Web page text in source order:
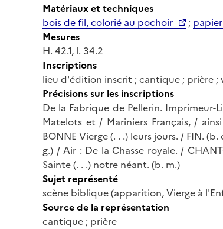
Matériaux et techniques
bois de fil, colorié au pochoir
;
Mesures
H. 42.1, l. 34.2
Inscriptions
lieu d'édition inscrit ; cantique ; prière ;
Précisions sur les inscriptions
De la Fabrique de Pellerin. Imprimeur-
Matelots et / Mariniers Français, /
BONNE Vierge (. . .) leurs jours. / FIN.
g.) / Air : De la Chasse royale. /
Sainte (. . .) notre néant. (b. m.)
Sujet représenté
scène biblique (apparition, Vierge à
Source de la représentation
cantique ; prière